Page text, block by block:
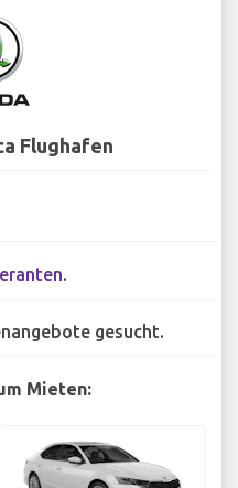
Flughafen
.
gesucht.
Mieten: